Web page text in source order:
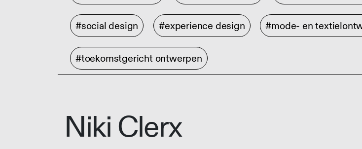
#social design #experience design #mode- en
#toekomstgericht ontwerpen
Niki Clerx